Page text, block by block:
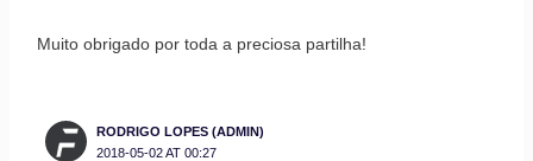
Muito obrigado por toda a preciosa partilha!
RODRIGO LOPES (ADMIN)
2018-05-02 AT 00:27